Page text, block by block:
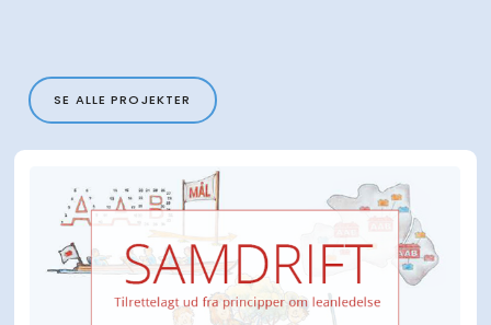
SE ALLE PROJEKTER